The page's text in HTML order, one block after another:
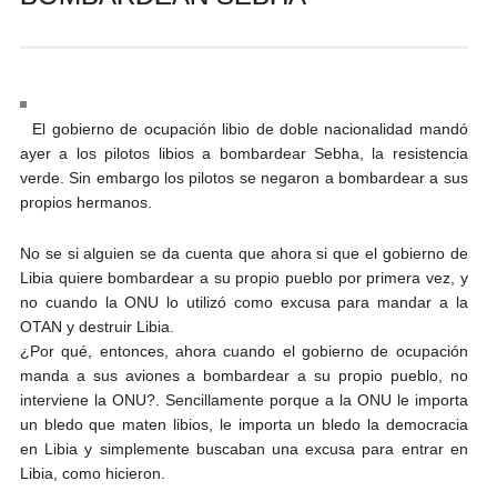
El gobierno de ocupación libio de doble nacionalidad mandó
ayer a los pilotos libios a bombardear Sebha, la resistencia
verde. Sin embargo los pilotos se negaron a bombardear a sus
propios hermanos.
No se si alguien se da cuenta que ahora si que el gobierno de
Libia quiere bombardear a su propio pueblo por primera vez, y
no cuando la ONU lo utilizó como excusa para mandar a la
OTAN y destruir Libia.
¿Por qué, entonces, ahora cuando el gobierno de ocupación
manda a sus aviones a bombardear a su propio pueblo, no
interviene la ONU?. Sencillamente porque a la ONU le importa
un bledo que maten libios, le importa un bledo la democracia
en Libia y simplemente buscaban una excusa para entrar en
Libia, como hicieron.